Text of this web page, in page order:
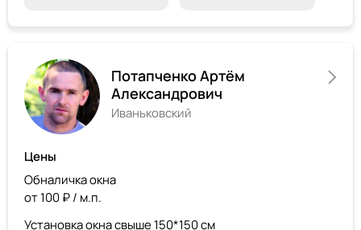
Потапченко Артём
Александрович
Иваньковский
Цены
Обналичка окна
от 100 ₽ / м.п.
Установка окна свыше 150*150 см